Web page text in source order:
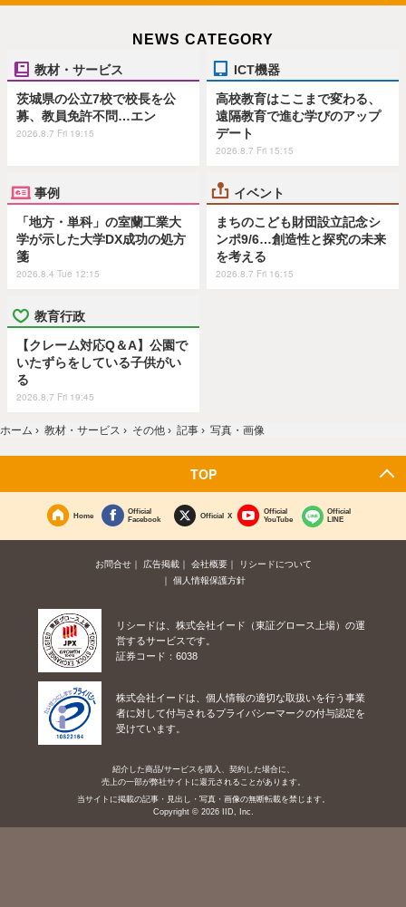
NEWS CATEGORY
教材・サービス
茨城県の公立7校で校長を公
募、教員免許不問…エン
2026.8.7 Fri 19:15
ICT機器
高校教育はここまで変わる、
遠隔教育で進む学びのアップ
デート
2026.8.7 Fri 15:15
事例
「地方・単科」の室蘭工業大
学が示した大学DX成功の処方
箋
2026.8.4 Tue 12:15
イベント
まちのこども財団設立記念シ
ンポ9/6…創造性と探究の未来
を考える
2026.8.7 Fri 16:15
教育行政
【クレーム対応Q＆A】公園で
いたずらをしている子供がい
る
2026.8.7 Fri 19:45
ホーム › 教材・サービス › その他 › 記事 › 写真・画像
TOP
Home
Official
Facebook
Official X
Official
YouTube
Official
LINE
お問合せ 広告掲載 会社概要
リシードについて
個人情報保護方針
リシードは、株式会社イード（東証グロース上場）の運
営するサービスです。
証券コード：6038
株式会社イードは、個人情報の適切な取扱いを行う事業
者に対して付与されるプライバシーマークの付与認定を
受けています。
紹介した商品/サービスを購入、契約した場合に、
売上の一部が弊社サイトに還元されることがあります。
当サイトに掲載の記事・見出し・写真・画像の無断転載を禁じます。
Copyright © 2026 IID, Inc.